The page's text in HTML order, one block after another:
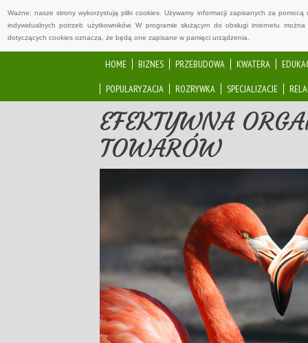
Ważne: nasze strony wykorzystują pliki cookies. Używamy informacji zapisanych za
indywidualnych potrzeb użytkowników. W programie służącym do obsługi internetu
dotyczących cookies oznacza, że będą one zapisane w pamięci urządzenia.
HOME BIZNES PRZEBUDOWA KWATERA
POPULARYZACJA
ROZRYWKA SPECJALIZACJE
EFEKTYWNA
TOWARÓW